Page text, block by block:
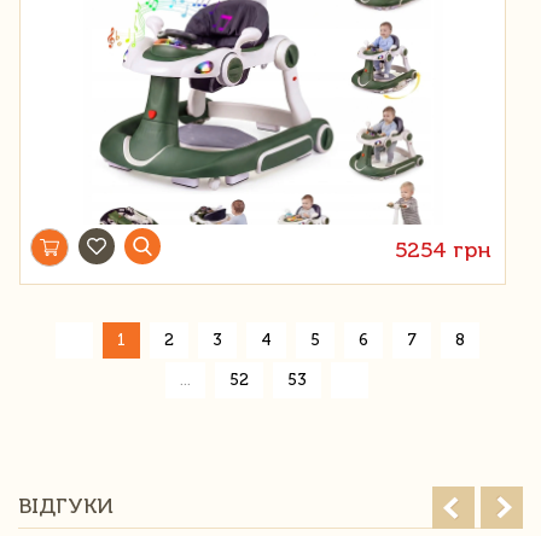
5254 грн
1 2 3 4 5 6 7 8
52 53
ВІДГУКИ